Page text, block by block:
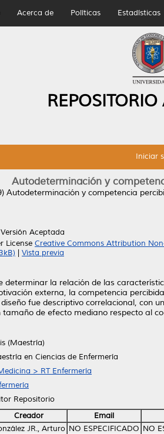
Acerca de Políticas Estadísticas
Iniciar
Autodeterminación y
Autodeterminación y competencia
Aceptada
License Creative Commons Attribution
Vista previa
determinar la relación de las
externa, la competencia
fue descriptivo correlacional, con
de efecto mediano respecto al
(Maestría)
en Ciencias de Enfermería
> RT Enfermería
Repositorio
Creador
Email
JR., Arturo NO ESPECIFICADO NO